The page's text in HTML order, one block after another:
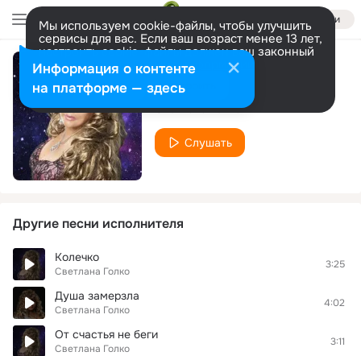
Войти
Мы используем cookie-файлы, чтобы улучшить
сервисы для вас. Если ваш возраст менее 13 лет,
настроить cookie-файлы должен ваш законный
представитель. Больше информации
Разрешить все Настроить
Не ревнуй
Светлана Голко
Слушать
Другие песни исполнителя
Колечко
Светлана Голко
3:25
Душа замерзла
Светлана Голко
4:02
От счастья не беги
Светлана Голко
3:11
Информация о контенте
на платформе — здесь